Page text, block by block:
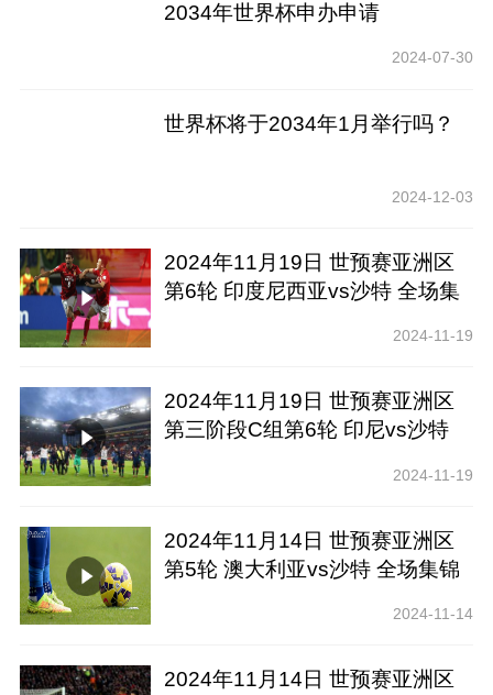
2034年世界杯申办申请
2024-07-30
世界杯将于2034年1月举行吗？
2024-12-03
2024年11月19日 世预赛亚洲区
第6轮 印度尼西亚vs沙特 全场集
2024-11-19
2024年11月19日 世预赛亚洲区
第三阶段C组第6轮 印尼vs沙特
2024-11-19
2024年11月14日 世预赛亚洲区
第5轮 澳大利亚vs沙特 全场集锦
2024-11-14
2024年11月14日 世预赛亚洲区